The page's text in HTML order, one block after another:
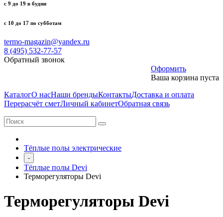
с 9 до 19 в будни
с 10 до 17 по субботам
termo-magazin@yandex.ru
8 (495) 532-77-57
Обратный звонок
Оформить
Ваша корзина пуста
КаталогО насНаши брендыКонтактыДоставка и оплата
Перерасчёт сметЛичный кабинетОбратная связь
Тёплые полы электрические
-
Тёплые полы Devi
Терморегуляторы Devi
Терморегуляторы Devi